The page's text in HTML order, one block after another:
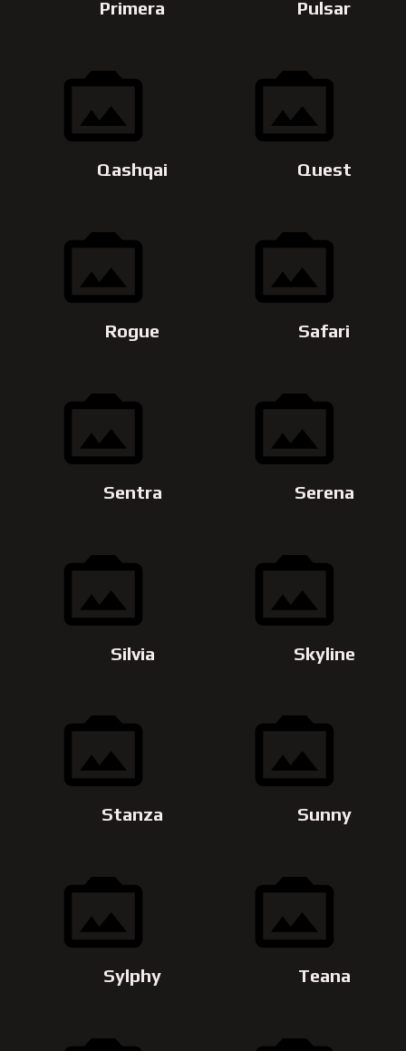
Primera Pulsar
Qashqai Quest
Rogue Safari
Sentra Serena
Silvia Skyline
Stanza Sunny
Sylphy Teana